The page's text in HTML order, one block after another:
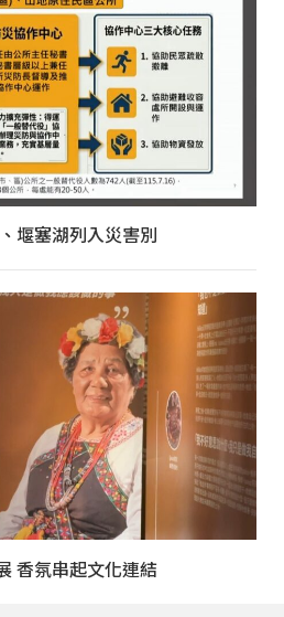
堰塞湖列入災害別
香氛串起文化連結